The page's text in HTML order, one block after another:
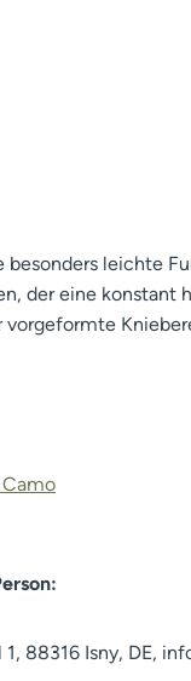
besonders leichte
der eine konstant
88316 Isny, DE,